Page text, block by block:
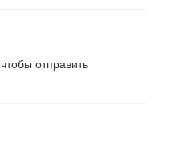
чтобы отправить